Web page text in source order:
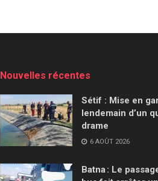
Nouvelles récentes
Sétif : Mise en
lendemain d’un
drame
6 AOÛT 2026
Batna : Le